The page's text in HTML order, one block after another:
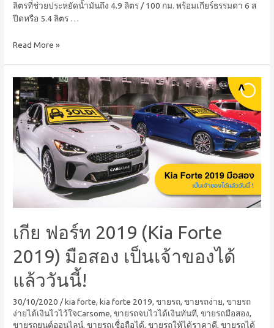
ลิตรที่ช่วยประหยัดน้ำมันถึง 4.9 ลิตร / 100 กม. พร้อมเกียร์ธรรมดา 6 ส
ปีดหรือ 5.4 ลิตร …
Read More »
เกีย ฟอร์ท 2019 (Kia Forte
2019) มือสอง เป็นเจ้าของได้
แล้ววันนี้!
30/10/2020 /kia forte,kia forte 2019,ขายรถ,ขายรถง่าย,ขายรถ
ง่ายได้เงินไวไว้ใจCarsome,ขายรถจบไวได้เงินทันที,ขายรถมือสอง,
ขายรถยนต์ออนไลน์,ขายรถเชื่อถือได้,ขายรถให้ได้ราคาดี,ขายรถได้